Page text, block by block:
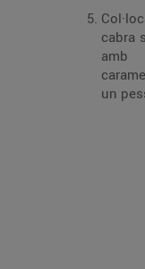
cabra
un